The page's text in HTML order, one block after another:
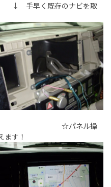
のナビを取
☆パネル操
ます！